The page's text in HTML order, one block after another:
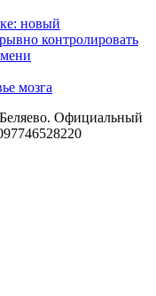
новый
контролировать
мозга
Официальный